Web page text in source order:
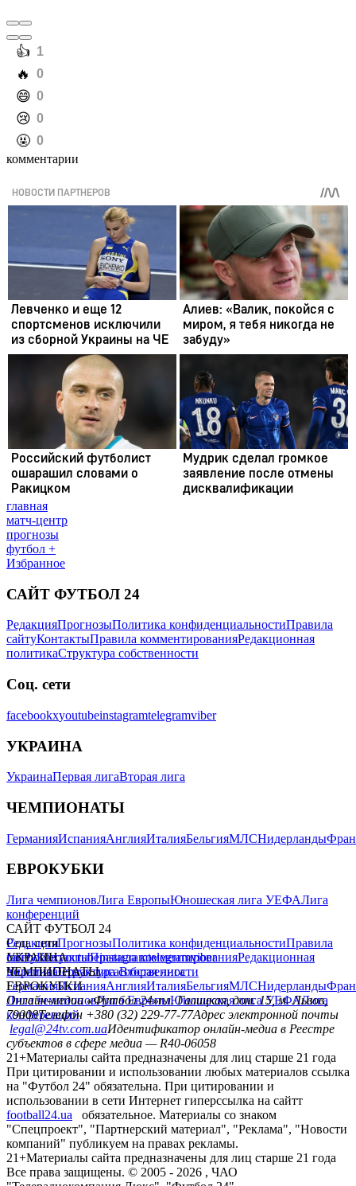
️👍 1
️🔥 0
️😄 0
️😢 0
️🤬 0
комментарии
главная
матч-центр
прогнозы
футбол +
Избранное
САЙТ ФУТБОЛ 24
РедакцияПрогнозыПолитика конфиденциальностиПравила
сайтуКонтактыПравила комментированияРедакционная
политикаСтруктура собственности
Соц. сети
facebookxyoutubeinstagramtelegramviber
УКРАИНА
УкраинаПервая лигаВторая лига
ЧЕМПИОНАТЫ
ГерманияИспанияАнглияИталияБельгияМЛСНидерланды
ЕВРОКУБКИ
Лига чемпионовЛига ЕвропыЮношеская лига УЕФАЛига
конференций
САЙТ ФУТБОЛ 24
РедакцияПрогнозыПолитика конфиденциальностиПравила
сайтуКонтактыПравила комментированияРедакционная
политикаСтруктура собственности
Соц. сети
facebookxyoutubeinstagramtelegramviber
УКРАИНА
УкраинаПервая лигаВторая лига
ЧЕМПИОНАТЫ
ГерманияИспанияАнглияИталияБельгияМЛСНидерланды
ЕВРОКУБКИ
Лига чемпионовЛига ЕвропыЮношеская лига УЕФАЛига
конференций
Онлайн-медиа «Футбол 24»пл. Галицкая, дом. 15, м. Львов,
79008Телефон +380 (32) 229-77-77Адрес электронной почты
legal@24tv.com.uaИдентификатор онлайн-медиа в Реестре
субъектов в сфере медиа — R40-06058
21+Материалы сайта предназначены для лиц старше 21 года
При цитировании и использовании любых материалов ссылка
на "Футбол 24" обязательна. При цитировании и
использовании в сети Интернет гиперссылка на сайтт
football24.ua
обязательное. Материалы со знаком
"Спецпроект", "Партнерский материал", "Реклама", "Новости
компаний" публикуем на правах рекламы.
21+Материалы сайта предназначены для лиц старше 21 года
Все права защищены. © 2005 - 2026 , ЧАО